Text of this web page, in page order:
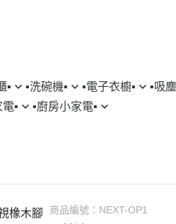
▪︎ ▪︎洗碗機▪︎
｜博世
｜惠而浦
▪︎電子衣櫥▪︎ ▪︎吸
▹LG｜樂金
▹Karcher｜德國
▪︎ ▪︎廚房小家電▪︎
｜樂金
｜日本鑄鐵鍋
商品編號： NEXT-OP1